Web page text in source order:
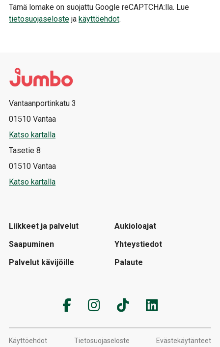
Tämä lomake on suojattu Google reCAPTCHA:lla. Lue
tietosuojaseloste ja käyttöehdot.
Vantaanportinkatu 3
01510 Vantaa
Katso kartalla
Tasetie 8
01510 Vantaa
Katso kartalla
Liikkeet ja palvelut
Saapuminen
Palvelut kävijöille
Aukioloajat
Yhteystiedot
Palaute
Käyttöehdot Tietosuojaseloste Evästekäytänteet